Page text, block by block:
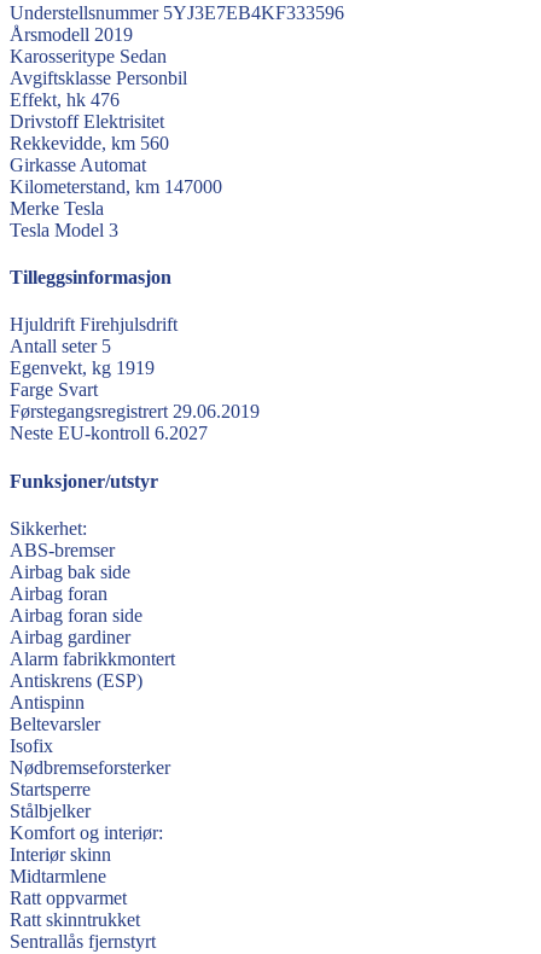
Understellsnummer 5YJ3E7EB4KF333596
Årsmodell 2019
Karosseritype Sedan
Avgiftsklasse Personbil
Effekt, hk 476
Drivstoff Elektrisitet
Rekkevidde, km 560
Girkasse Automat
Kilometerstand, km 147000
Merke Tesla
Tesla Model 3
Tilleggsinformasjon
Hjuldrift Firehjulsdrift
Antall seter 5
Egenvekt, kg 1919
Farge Svart
Førstegangsregistrert 29.06.2019
Neste EU-kontroll 6.2027
Funksjoner/utstyr
Sikkerhet:
ABS-bremser
Airbag bak side
Airbag foran
Airbag foran side
Airbag gardiner
Alarm fabrikkmontert
Antiskrens (ESP)
Antispinn
Beltevarsler
Isofix
Nødbremseforsterker
Startsperre
Stålbjelker
Komfort og interiør:
Interiør skinn
Midtarmlene
Ratt oppvarmet
Ratt skinntrukket
Sentrallås fjernstyrt